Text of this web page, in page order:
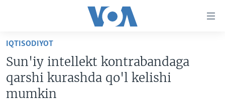
Boshiga
Qidiruvga
o'ting
AMERIKA
MARKAZIY OSIYO
IQTISODIYOT
Sun'iy intellekt kontrabandaga
qarshi kurashda qo'l kelishi
mumkin